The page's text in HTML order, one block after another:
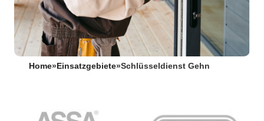
Home» Einsatzgebiete»Schlüsseldienst Gehn